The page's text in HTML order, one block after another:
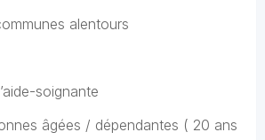
alentours
soignante
âgées / dépendantes ( 20 ans